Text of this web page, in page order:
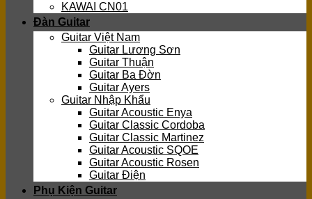
KAWAI CN01
Đàn Guitar
Guitar Việt Nam
Guitar Lương Sơn
Guitar Thuận
Guitar Ba Đờn
Guitar Ayers
Guitar Nhập Khẩu
Guitar Acoustic Enya
Guitar Classic Cordoba
Guitar Classic Martinez
Guitar Acoustic SQOE
Guitar Acoustic Rosen
Guitar Điện
Phụ Kiện Guitar